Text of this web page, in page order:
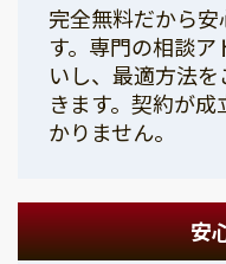
完全無料だから
す。専門の相談
いし、最適方法
きます。契約が
かりません。
安